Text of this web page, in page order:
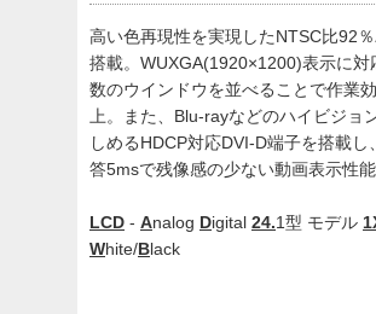
高い色再現性を実現したNTSC比92
搭載。WUXGA(1920×1200)表示に対
数のウインドウを並べることで作業
上。また、Blu-rayなどのハイビジョ
しめるHDCP対応DVI-D端子を搭載し
答5msで残像感の少ない動画表示性能
LCD - Analog Digital 24.1型 モデル
White/Black